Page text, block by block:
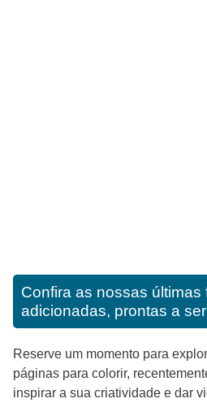
Confira as nossas últimas
adicionadas, prontas a
Reserve um momento para
páginas para colorir,
inspirar a sua criatividade e dar